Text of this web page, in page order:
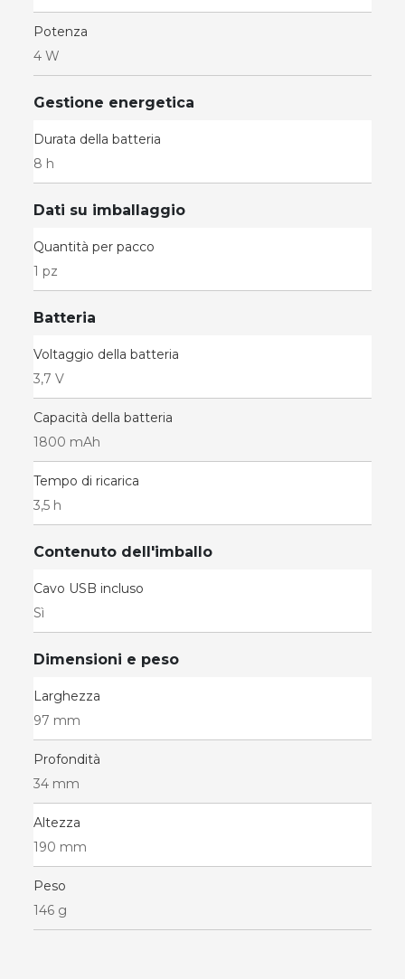
Potenza
4 W
Gestione energetica
Durata della batteria
8 h
Dati su imballaggio
Quantità per pacco
1 pz
Batteria
Voltaggio della batteria
3,7 V
Capacità della batteria
1800 mAh
Tempo di ricarica
3,5 h
Contenuto dell'imballo
Cavo USB incluso
Sì
Dimensioni e peso
Larghezza
97 mm
Profondità
34 mm
Altezza
190 mm
Peso
146 g